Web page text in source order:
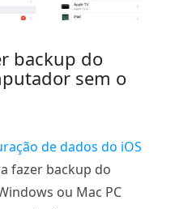
backup do
sem o
de dados do iOS
fazer backup do
ou Mac PC